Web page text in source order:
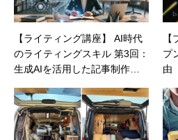
【ライティング講座】 AI時代
のライティングスキル 第3回：
生成AIを活用した記事制作の
プ
由